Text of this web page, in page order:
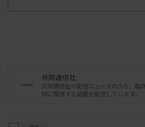
共同通信社
共同通信社の配信ニュースのうち、臨
師に関連する話題を配信しています。